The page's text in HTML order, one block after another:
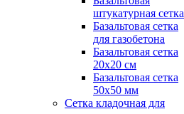
штукатурная сетка
Базальтовая сетка
для газобетона
Базальтовая сетка
20x20 см
Базальтовая сетка
50x50 мм
Сетка кладочная для